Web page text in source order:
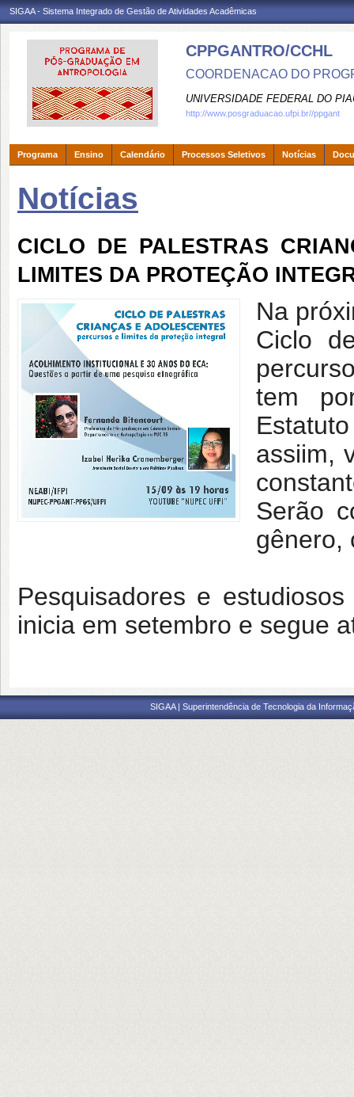
SIGAA - Sistema Integrado de Gestão de Atividades Acadêmicas
CPPGANTRO/CCHL
COORDENACAO DO
UNIVERSIDADE FEDERAL DO
http://www.posgraduacao.ufpi.br//ppgant
Programa Ensino Calendário Processos Seletivos Notícias
Notícias
CICLO DE PALESTRAS
LIMITES DA PROTEÇÃO
Na
Ciclo
tem
assiim,
Serão
gênero,
Pesquisadores e
inicia em setembro e segue
SIGAA | Superintendência de Tecnologia da